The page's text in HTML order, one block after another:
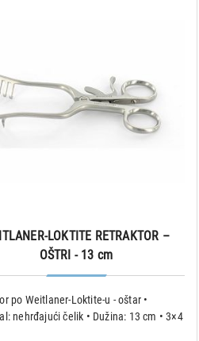
LOKTITE RETRAKTOR –
OŠTRI - 13 cm
po Weitlaner-Loktite-u - oštar •
nehrđajući čelik • Dužina: 13 cm • 3×4